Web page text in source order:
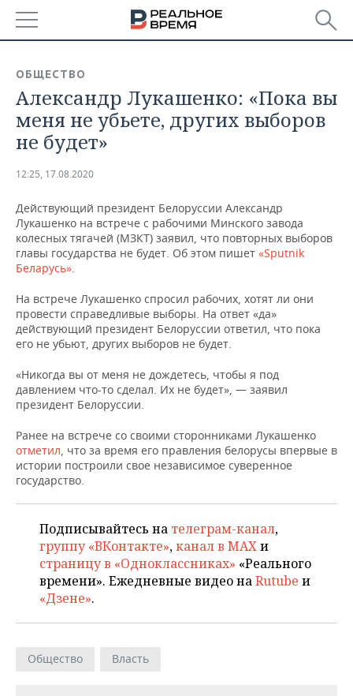
БАШКОРТОСТАН
ТАТАРСТАН
НОВОСТИ
АНАЛИТИКА
ДЕКЛАРАЦИИ О ДОХОДАХ
КОРОЛИ ГОСЗАКАЗА ПФО
ВУЗЫ ТАТАРСТАНА
КОМУ ПРИНАДЛЕЖАТ
ТОРГОВЫЕ ЦЕНТРЫ
ТАТАРСТАНА
НОВОСТИ ЭКОНОМИКИ
ФИНАНСЫ
БАНКИ
БЮДЖЕТ
ИНВЕСТИЦИИ
ПРОМЫШЛЕННОСТЬ
НОВОСТИ
ПРОМЫШЛЕННОСТИ
МАШИНОСТРОЕНИЕ
НЕФТЬ
ОПК
ЭНЕРГЕТИКА
НЕДВИЖИМОСТЬ
НОВОСТИ НЕДВИЖИМОСТИ
АВТО
НОВОСТИ АВТО
БИЗНЕС
НОВОСТИ БИЗНЕСА
РОЗНИЧНАЯ ТОРГОВЛЯ
УСЛУГИ
ТЕХНОЛОГИИ
НОВОСТИ ТЕХНОЛОГИЙ
МЕДИА
ТЕЛЕКОММУНИКАЦИИ
МЕРОПРИЯТИЯ
ВЫЕЗДНАЯ РЕДАКЦИЯ
БИЗНЕС-БРАНЧИ
ONLINE-КОНФЕРЕНЦИИ
ОТКРЫТАЯ ЛЕКЦИЯ
НОВОСТИ СПОРТА
ФУТБОЛ
ХОККЕЙ
БАСКЕТБОЛ
ВОЛЕЙБОЛ
ОБЩЕСТВО
НОВОСТИ ОБЩЕСТВА
ВЛАСТЬ
ИНФРАСТРУКТУРА
ИСТОРИЯ
СЮЖЕТЫ
СПРАВОЧНИК
СПИСОК ПЕРСОН
ПОЛНАЯ ВЕРСИЯ
ОБЩЕСТВО
Александр Лукашенко: «Пока вы
меня не убьете, других выборов
не будет»
12:25, 17.08.2020
Действующий президент Белоруссии Александр
Лукашенко на встрече с рабочими Минского завода
колесных тягачей (МЗКТ) заявил, что повторных выборов
главы государства не будет. Об этом пишет «Sputnik
Беларусь».
На встрече Лукашенко спросил рабочих, хотят ли они
провести справедливые выборы. На ответ «да»
действующий президент Белоруссии ответил, что пока
его не убьют, других выборов не будет.
«Никогда вы от меня не дождетесь, чтобы я под
давлением что-то сделал. Их не будет», — заявил
президент Белоруссии.
Ранее на встрече со своими сторонниками Лукашенко
отметил, что за время его правления белорусы впервые в
истории построили свое независимое суверенное
государство.
Подписывайтесь на телеграм-канал,
группу «ВКонтакте»,канал в MAXи
страницу в «Одноклассниках» «Реального
времени». Ежедневные видео наRutube и
«Дзене».
Общество Власть